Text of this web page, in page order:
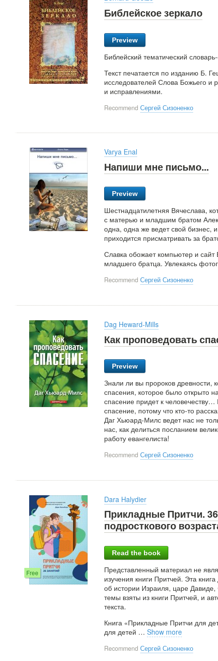
Библейское зеркало
Preview
Библейский тематический
Текст печатается по изданию Б.
исследователей Слова Божьего и
и исправлениями.
Recommend Сергей Сизоненко
Varya Enal
Напиши мне письмо...
Preview
Шестнадцатилетняя Вячеслава,
с матерью и младшим братом
одна, одна же ведет свой бизнес,
приходится присматривать за
Славка обожает компьютер и сайт
младшего братца. Увлекаясь
Recommend Сергей Сизоненко
Dag Heward-Mills
Как проповедовать
Preview
Знали ли вы пророков древности,
спасения, которое было открыто
спасение придет к
спасение, потому что кто-то
Даг Хьюард-Милс ведет нас не
нас, как делиться посланием
работу евангелиста!
Recommend Сергей Сизоненко
Free
Dara Halydier
Прикладные Притчи.
подросткового
Read the book
Представленный материал не
изучения книги Притчей. Эта
об истории Израиля, царе
темы взяты из книги Притчей, и
текста.
Книга «Прикладные Притчи для
для детей … Show more
Recommend Сергей Сизоненко